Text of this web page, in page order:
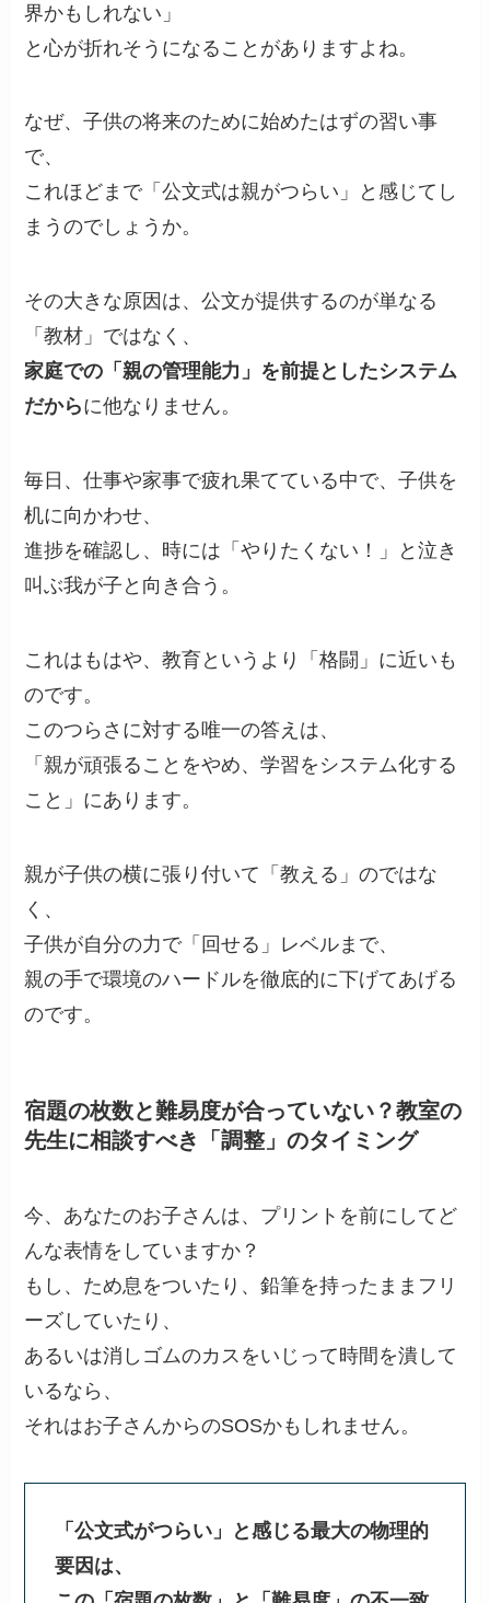
界かもしれない」
と心が折れそうになることがありますよね。
なぜ、子供の将来のために始めたはずの習い事
で、
これほどまで「公文式は親がつらい」と感じてし
まうのでしょうか。
その大きな原因は、公文が提供するのが単なる
「教材」ではなく、
家庭での「親の管理能力」を前提としたシステム
だからに他なりません。
毎日、仕事や家事で疲れ果てている中で、子供を
机に向かわせ、
進捗を確認し、時には「やりたくない！」と泣き
叫ぶ我が子と向き合う。
これはもはや、教育というより「格闘」に近いも
のです。
このつらさに対する唯一の答えは、
「親が頑張ることをやめ、学習をシステム化する
こと」にあります。
親が子供の横に張り付いて「教える」のではな
く、
子供が自分の力で「回せる」レベルまで、
親の手で環境のハードルを徹底的に下げてあげる
のです。
宿題の枚数と難易度が合っていない？教室の
先生に相談すべき「調整」のタイミング
今、あなたのお子さんは、プリントを前にしてど
んな表情をしていますか？
もし、ため息をついたり、鉛筆を持ったままフリ
ーズしていたり、
あるいは消しゴムのカスをいじって時間を潰して
いるなら、
それはお子さんからのSOSかもしれません。
「公文式がつらい」と感じる最大の物理的
要因は、